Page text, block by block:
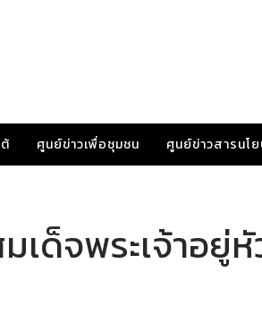
ศูนย์ข่าวเพื่อชุมชน ศูนย์ข่าวสารนโ
เด็จพระเจ้าอ